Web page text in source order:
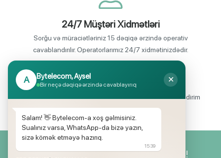
24/7 Müştəri Xidmətləri
Sorğu və müraciətləriniz 15 dəqiqə ərzində operativ
cavablandırılır. Operatorlarımız 24/7 xidmətinizdədir.
Endirimli məhsul seçimi
Mağazalarımızda mütəmadi olaraq, yüksək məbləğli endirim
və hədiyyə kampaniyaları keçirilir.
Yeniliklərimizdən ilk siz xəbərdar olun!
A Bytelecom, Aysel
Bir neçə dəqiqə ərzində cavablayırıq
✕
Salam! 👋 Bytelecom-a xoş gəlmisiniz.
Sualınız varsa, WhatsApp-da bizə yazın,
sizə kömək etməyə hazırıq.
15:39